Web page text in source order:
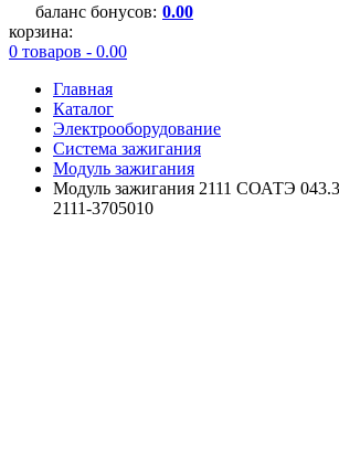
баланс бонусов: 0.00
корзина:
0 товаров - 0.00
Главная
Каталог
Электрооборудование
Система зажигания
Модуль зажигания
Модуль зажигания 2111 СОАТЭ
2111-3705010